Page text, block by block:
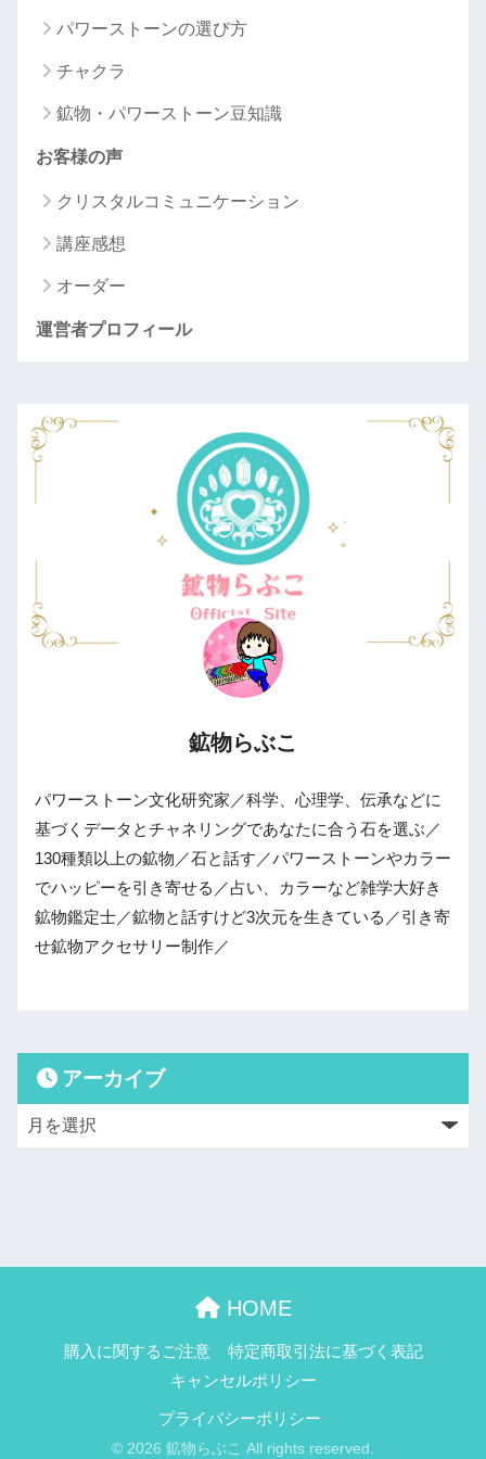
パワーストーンの選び方
チャクラ
鉱物・パワーストーン豆知識
お客様の声
クリスタルコミュニケーション
講座感想
オーダー
運営者プロフィール
鉱物らぶこ
パワーストーン文化研究家／科学、心理学、伝承などに
基づくデータとチャネリングであなたに合う石を選ぶ／
130種類以上の鉱物／石と話す／パワーストーンやカラー
でハッピーを引き寄せる／占い、カラーなど雑学大好き
鉱物鑑定士／鉱物と話すけど3次元を生きている／引き寄
せ鉱物アクセサリー制作／
アーカイブ
HOME
購入に関するご注意
特定商取引法に基づく表記
キャンセルポリシー
プライバシーポリシー
© 2026 鉱物らぶこ All rights reserved.